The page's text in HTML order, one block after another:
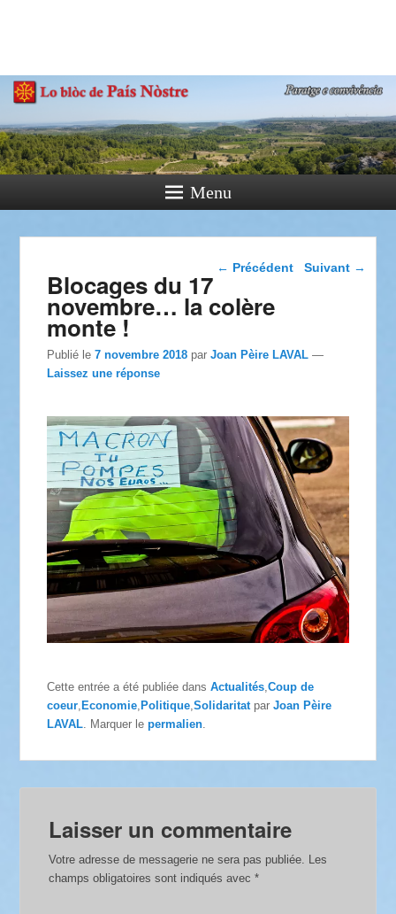
Paratge e Convivència
Menu
Navigation dans les
← Précédent Suivant →
Blocages du 17
novembre… la colère
monte !
Publié le7 novembre 2018 parJoan Pèire LAVAL —
Laissez une réponse
Cette entrée a été publiée dansActualités ,Coup de
coeur Economie Politique ,Solidaritat parJoan Pèire
LAVAL . Marquer lepermalien
Laisser un commentaire
Votre adresse de messagerie ne sera pas publiée.
Les
champs obligatoires sont indiqués avec*